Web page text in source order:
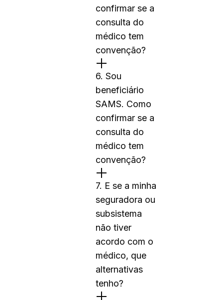
confirmar se a
consulta do
médico tem
convenção?
6. Sou
beneficiário
SAMS. Como
confirmar se a
consulta do
médico tem
convenção?
7. E se a minha
seguradora ou
subsistema
não tiver
acordo com o
médico, que
alternativas
tenho?